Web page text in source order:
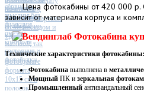
Ценафотокабины от 420 000 р.
зависит от материала корпуса и
Технические характеристики фотокабины:
Фотокабина выполнена в
Мощный ПК и зеркальная
Промышленный антивандальный